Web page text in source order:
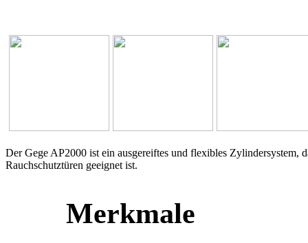
Der Gege AP2000 ist ein ausgereiftes und flexibles Zylindersystem,
Rauchschutztüren geeignet ist.
Merkmale